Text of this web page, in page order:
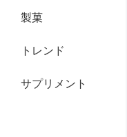
製菓
トレンド
サプリメント